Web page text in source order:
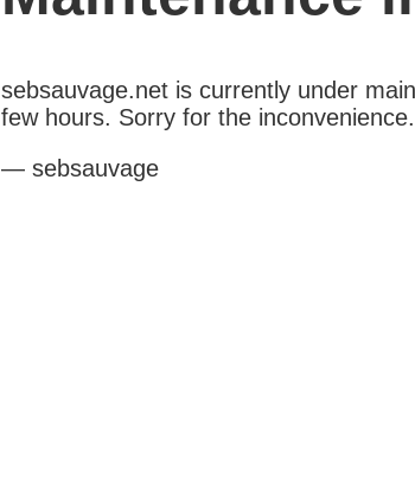
sebsauvage.net is currently under
few hours. Sorry for the inconvenience.
— sebsauvage